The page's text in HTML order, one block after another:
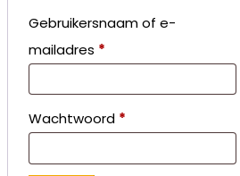
Gebruikersnaam of e-
mailadres *
Wachtwoord *